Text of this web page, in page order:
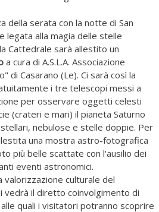
della serata con la notte di San
legata alla magia delle stelle
Cattedrale sarà allestito un
a cura di A.S.L.A. Associazione
di Casarano (Le). Ci sarà così la
i tre telescopi messi a
per osservare oggetti celesti
(crateri e mari) il pianeta Saturno
nebulose e stelle doppie. Per
una mostra astro-fotografica
più belle scattate con l'ausilio dei
eventi astronomici.
valorizzazione culturale del
il diretto coinvolgimento di
quali i visitatori potranno scoprire